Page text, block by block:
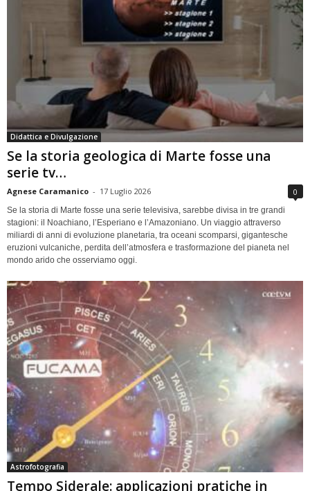
Didattica e Divulgazione
Se la storia geologica di Marte fosse una
serie tv…
Agnese Caramanico - 17 Luglio 2026 0
Se la storia di Marte fosse una serie televisiva, sarebbe divisa in tre grandi
stagioni: il Noachiano, l’Esperiano e l’Amazoniano. Un viaggio attraverso
miliardi di anni di evoluzione planetaria, tra oceani scomparsi, gigantesche
eruzioni vulcaniche, perdita dell’atmosfera e trasformazione del pianeta nel
mondo arido che osserviamo oggi.
Astrofotografia
Tempo Siderale: applicazioni pratiche in